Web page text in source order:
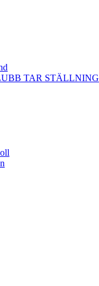
TAR STÄLLNING